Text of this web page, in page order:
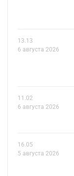
13.13
6 августа 2026
11.02
6 августа 2026
16.05
5 августа 2026